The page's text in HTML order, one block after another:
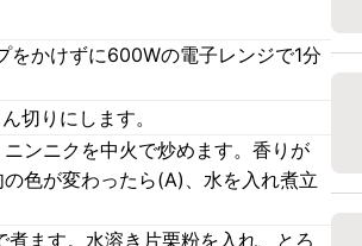
をかけずに600Wの電子レンジで1分
切りにします。
ンニクを中火で炒めます。香りが
色が変わったら(A)、水を入れ煮立
ます。水溶き片栗粉を入れ、とろ